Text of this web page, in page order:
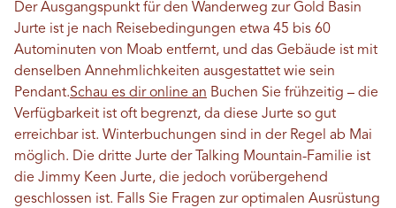
Der Ausgangspunkt für den Wanderweg zur Gold Basin
Jurte ist je nach Reisebedingungen etwa 45 bis 60
Autominuten von Moab entfernt, und das Gebäude ist mit
denselben Annehmlichkeiten ausgestattet wie sein
Pendant.Schau es dir online an Buchen Sie frühzeitig – die
Verfügbarkeit ist oft begrenzt, da diese Jurte so gut
erreichbar ist. Winterbuchungen sind in der Regel ab Mai
möglich. Die dritte Jurte der Talking Mountain-Familie ist
die Jimmy Keen Jurte, die jedoch vorübergehend
geschlossen ist. Falls Sie Fragen zur optimalen Ausrüstung